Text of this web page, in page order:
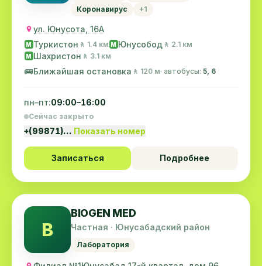
Коронавирус
+1
ул. Юнусота, 16А
M Туркистон 🚶 1.4 км M Юнусобод 🚶 2.1 км
M Шахристон 🚶 3.1 км
🚌Ближайшая остановка 🚶 120 м· автобусы: 5, 6
пн–пт:09:00–16:00
Сейчас закрыто
+(99871)… Показать номер
Записаться Подробнее
B
BIOGEN MED
Частная · Юнусабадский район
Лаборатория